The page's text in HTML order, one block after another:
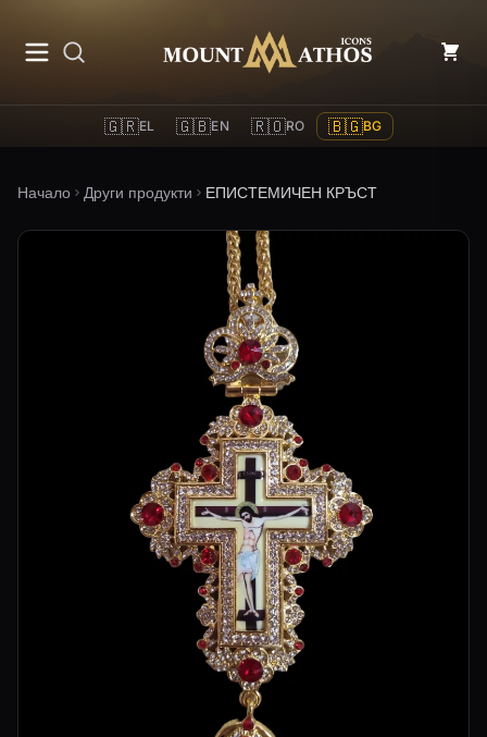
Mount Athos Icons
🇬🇷EL 🇬🇧EN 🇷🇴RO 🇧🇬BG
Начало Други продукти ЕПИСТЕМИЧЕН КРЪСТ